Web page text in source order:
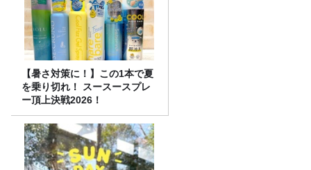
【暑さ対策に！】この1本で夏
を乗り切れ！ スースースプレ
ー頂上決戦2026！